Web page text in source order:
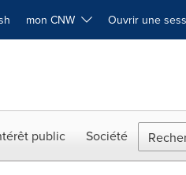
mon CNW Ouvrir une
public Société